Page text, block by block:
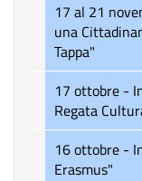
17 al 21 novembre - “Progettare in Italia per
una
Tappa"
17 ottobre - Incontro ambito del progetto di
Regata
16 ottobre - Incontro di benvenuto "Welcome
Erasmus"